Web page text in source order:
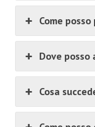
Come posso
Dove posso
Cosa